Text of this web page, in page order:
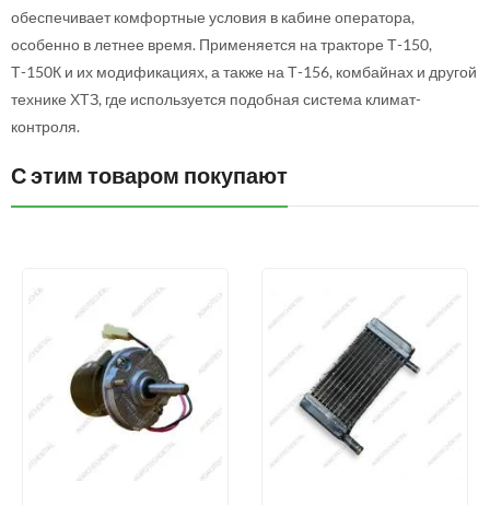
обеспечивает комфортные условия в кабине оператора,
особенно в летнее время. Применяется на тракторе Т-150,
Т-150К и их модификациях, а также на Т-156, комбайнах и другой
технике ХТЗ, где используется подобная система климат-
контроля.
С этим товаром покупают